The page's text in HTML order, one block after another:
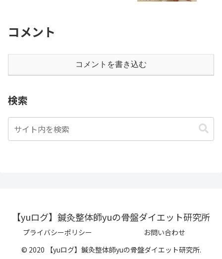
コメント
コメントを書き込む
検索
【yuログ】鍼灸整体師yuの骨盤ダイエット研究所
プライバシーポリシー
お問い合わせ
© 2020 【yuログ】鍼灸整体師yuの骨盤ダイエット研究所.